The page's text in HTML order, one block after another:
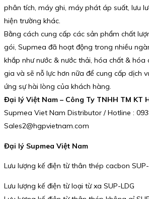
phân tích, máy ghi, máy phát áp suất, lưu
hiện trường khác.
Bằng cách cung cấp các sản phẩm chất
gói, Supmea đã hoạt động trong nhiều
khắp như nước & nước thải, hóa chất & hóa
gia và sẽ nỗ lực hơn nữa để cung cấp dịch
ứng sự hài lòng của khách hàng.
Đại lý Việt Nam – Công Ty TNHH TM KT
Supmea Viet Nam Distributor / Hotline :
Sales2@hgpvietnam.com
Đại lý Supmea Việt Nam
Lưu lượng kế điện từ thân thép cacbon SUP-
Lưu lượng kế điện từ loại từ xa SUP-LDG